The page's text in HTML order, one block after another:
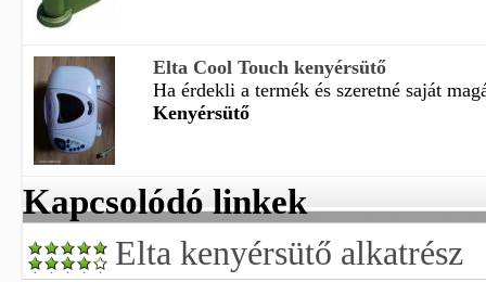
Elta Cool Touch kenyérsütő
Ha érdekli a termék és szeretné saját
Kenyérsütő
Kapcsolódó linkek
Elta kenyérsütő alkatrész